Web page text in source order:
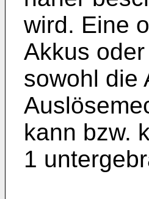
wird. Eine
Akkus
sowohl die
kann bzw.
1